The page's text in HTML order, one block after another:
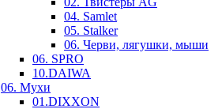
04. Samlet
05. Stalker
06. Черви, лягушки, мыши
06. SPRO
10.DAIWA
06. Мухи
01.DIXXON